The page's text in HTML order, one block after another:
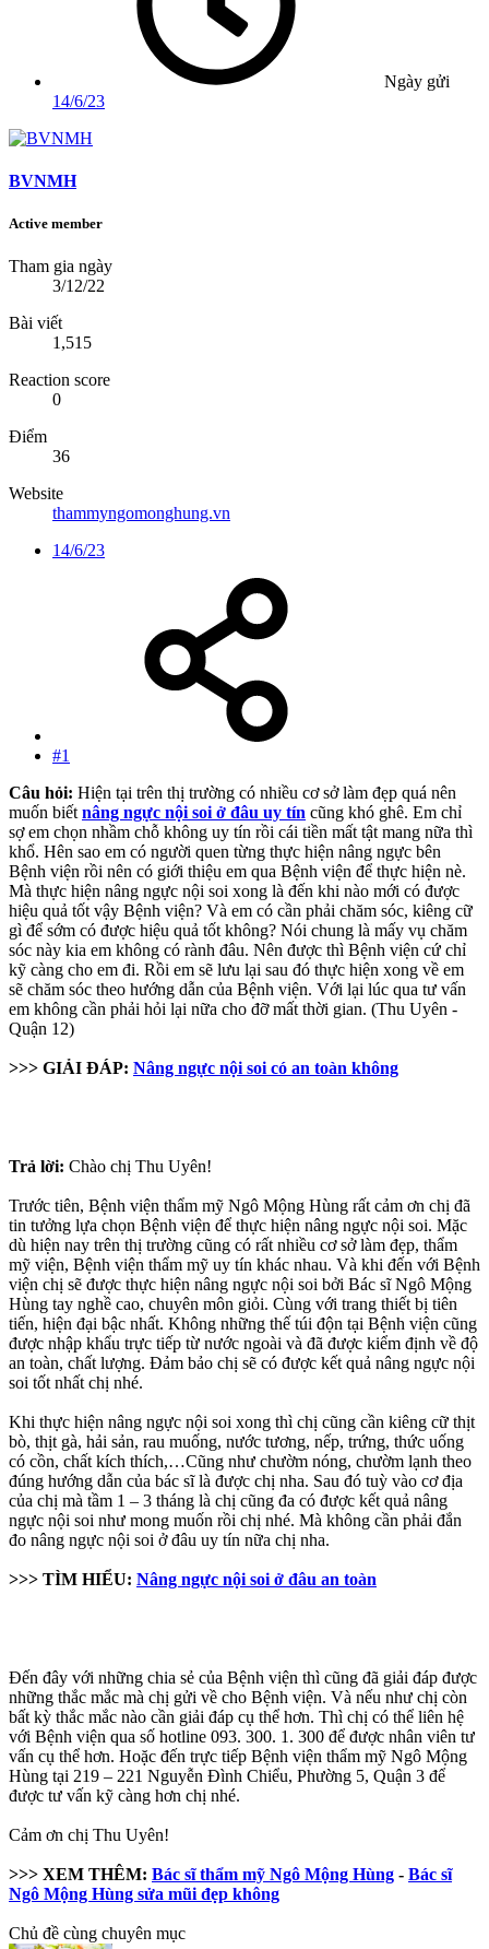
Ngày gửi
14/6/23
BVNMH
Active member
Tham gia ngày
3/12/22
Bài viết
1,515
Reaction score
0
Điểm
36
Website
thammyngomonghung.vn
14/6/23
#1
Câu hỏi: Hiện tại trên thị trường có nhiều cơ sở làm đẹp quá nên
muốn biết nâng ngực nội soi ở đâu uy tín cũng khó ghê. Em chỉ
sợ em chọn nhầm chỗ không uy tín rồi cái tiền mất tật mang nữa thì
khổ. Hên sao em có người quen từng thực hiện nâng ngực bên
Bệnh viện rồi nên có giới thiệu em qua Bệnh viện để thực hiện nè.
Mà thực hiện nâng ngực nội soi xong là đến khi nào mới có được
hiệu quả tốt vậy Bệnh viện? Và em có cần phải chăm sóc, kiêng cữ
gì để sớm có được hiệu quả tốt không? Nói chung là mấy vụ chăm
sóc này kia em không có rành đâu. Nên được thì Bệnh viện cứ chỉ
kỹ càng cho em đi. Rồi em sẽ lưu lại sau đó thực hiện xong về em
sẽ chăm sóc theo hướng dẫn của Bệnh viện. Với lại lúc qua tư vấn
em không cần phải hỏi lại nữa cho đỡ mất thời gian. (Thu Uyên -
Quận 12)
>>> GIẢI ĐÁP: Nâng ngực nội soi có an toàn không
Trả lời: Chào chị Thu Uyên!
Trước tiên, Bệnh viện thẩm mỹ Ngô Mộng Hùng rất cảm ơn chị đã
tin tưởng lựa chọn Bệnh viện để thực hiện nâng ngực nội soi. Mặc
dù hiện nay trên thị trường cũng có rất nhiều cơ sở làm đẹp, thẩm
mỹ viện, Bệnh viện thẩm mỹ uy tín khác nhau. Và khi đến với Bệnh
viện chị sẽ được thực hiện nâng ngực nội soi bởi Bác sĩ Ngô Mộng
Hùng tay nghề cao, chuyên môn giỏi. Cùng với trang thiết bị tiên
tiến, hiện đại bậc nhất. Không những thế túi độn tại Bệnh viện cũng
được nhập khẩu trực tiếp từ nước ngoài và đã được kiểm định về độ
an toàn, chất lượng. Đảm bảo chị sẽ có được kết quả nâng ngực nội
soi tốt nhất chị nhé.
Khi thực hiện nâng ngực nội soi xong thì chị cũng cần kiêng cữ thịt
bò, thịt gà, hải sản, rau muống, nước tương, nếp, trứng, thức uống
có cồn, chất kích thích,…Cũng như chườm nóng, chườm lạnh theo
đúng hướng dẫn của bác sĩ là được chị nha. Sau đó tuỳ vào cơ địa
của chị mà tầm 1 – 3 tháng là chị cũng đa có được kết quả nâng
ngực nội soi như mong muốn rồi chị nhé. Mà không cần phải đắn
đo nâng ngực nội soi ở đâu uy tín nữa chị nha.
>>> TÌM HIỂU: Nâng ngực nội soi ở đâu an toàn
Đến đây với những chia sẻ của Bệnh viện thì cũng đã giải đáp được
những thắc mắc mà chị gửi về cho Bệnh viện. Và nếu như chị còn
bất kỳ thắc mắc nào cần giải đáp cụ thể hơn. Thì chị có thể liên hệ
với Bệnh viện qua số hotline 093. 300. 1. 300 để được nhân viên tư
vấn cụ thể hơn. Hoặc đến trực tiếp Bệnh viện thẩm mỹ Ngô Mộng
Hùng tại 219 – 221 Nguyễn Đình Chiểu, Phường 5, Quận 3 để
được tư vấn kỹ càng hơn chị nhé.
Cảm ơn chị Thu Uyên!
>>> XEM THÊM: Bác sĩ thẩm mỹ Ngô Mộng Hùng - Bác sĩ
Ngô Mộng Hùng sửa mũi đẹp không
Chủ đề cùng chuyên mục